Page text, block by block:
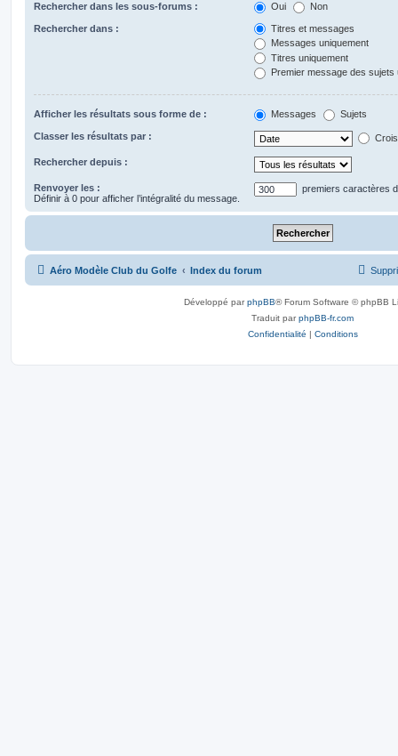
Rechercher dans les sous-forums : Oui Non
Rechercher dans :
Titres et messages
Messages uniquement
Titres uniquement
Premier message des sujets
Afficher les résultats sous forme de : Messages Sujets
Classer les résultats par :
Rechercher depuis :
Renvoyer les :
Définir à 0 pour afficher l’intégralité du message.
premiers caractères
Aéro Modèle Club du Golfe Index du forum
Développé parphpBB® Forum Software © phpBB
Traduit parphpBB-fr.com
Confidentialité | Conditions